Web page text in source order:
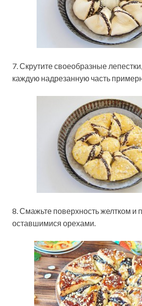
7. Скрутите своеобразные
каждую надрезанную часть
8. Смажьте поверхность желтком и
оставшимися орехами.